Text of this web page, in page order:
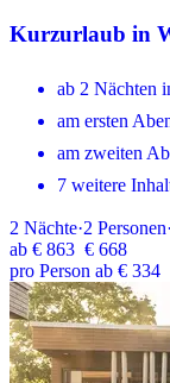
Kurzurlaub in
ab 2 Nächten
am ersten
am zweiten
7 weitere
2 Nächte·2 Personen·
ab € 863 € 668
pro Person ab € 334